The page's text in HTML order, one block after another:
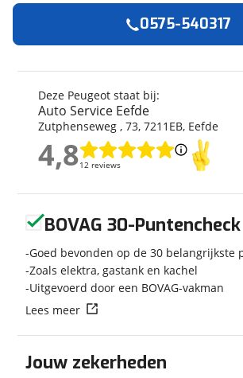
Merk
Peugeot
Model
Uitvoering
Boxer 2.2
Premium
Kenteken
R885JV
Modeljaar
2019
Leeftijd
6 jaar en 7
Carrosserievorm
Camper
Soort voertuig
Camper
Nieuw of occasion
Deze Peugeot staat bij:
Auto Service Eefde
Zutphenseweg , 73, 7211EB, Eefde
4,812 reviews
4,8
0575-540317
Jouw zekerheden
BOVAG 30-Puntencheck
Goed bevonden op de 30 belangrijkste
Zoals elektra, gastank en kachel
Uitgevoerd door een BOVAG-vakman
Lees meer